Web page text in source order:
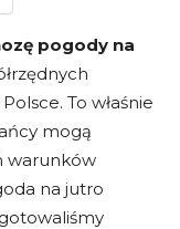
pogody na
To właśnie
mogą
warunków
na jutro